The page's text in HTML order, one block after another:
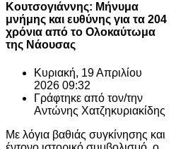
Κουτσογιάννης: Μήνυμα
μνήμης και ευθύνης για τα 204
χρόνια από το Ολοκαύτωμα
της Νάουσας
Κυριακή, 19 Απριλίου
2026 09:32
Γράφτηκε από τον/την
Αντώνης Χατζηκυριακίδης
Με λόγια βαθιάς συγκίνησης και